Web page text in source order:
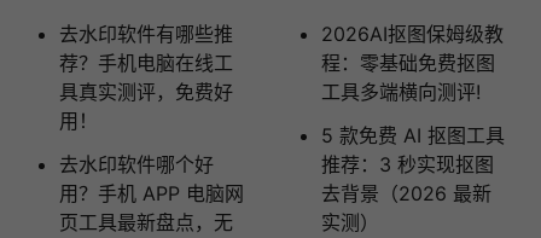
去水印软件有哪些推
荐？手机电脑在线工
具真实测评，免费好
用！
去水印软件哪个好
用？手机 APP 电脑网
页工具最新盘点，无
2026AI抠图保姆级教
程：零基础免费抠图
工具多端横向测评!
5 款免费 AI 抠图工具
推荐：3 秒实现抠图
去背景（2026 最新
实测）